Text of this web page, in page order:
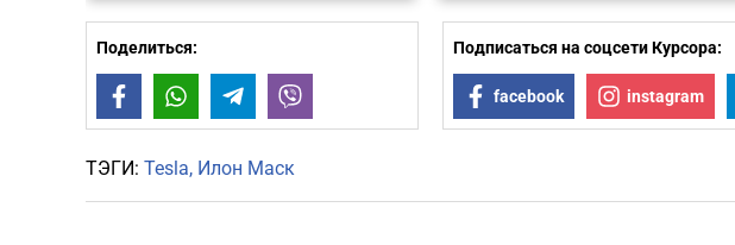
Поделиться:
FacebookWhatsAppTelegram
Подписаться на соцсети Курсора:
facebook instagram
ТЭГИ: Tesla Илон Маск